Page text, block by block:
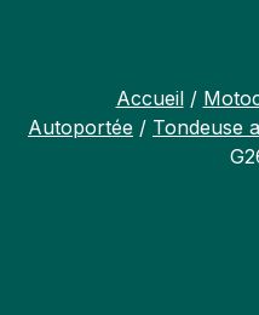
Accueil/
Autoportée / Tondeuse